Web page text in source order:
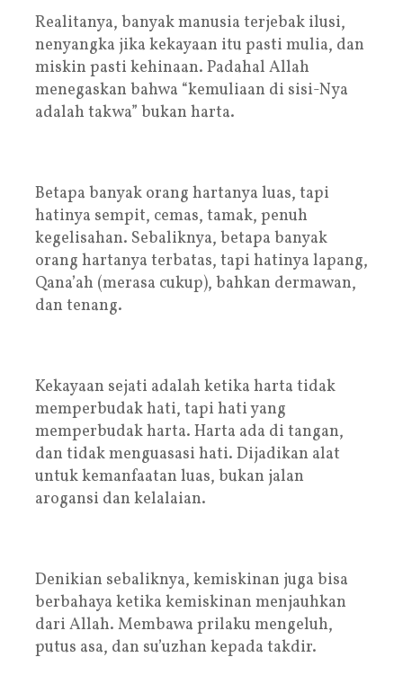
Realitanya, banyak manusia terjebak ilusi,
nenyangka jika kekayaan itu pasti mulia, dan
miskin pasti kehinaan. Padahal Allah
menegaskan bahwa “kemuliaan di sisi-Nya
adalah takwa” bukan harta.
Betapa banyak orang hartanya luas, tapi
hatinya sempit, cemas, tamak, penuh
kegelisahan. Sebaliknya, betapa banyak
orang hartanya terbatas, tapi hatinya lapang,
Qana’ah (merasa cukup), bahkan dermawan,
dan tenang.
Kekayaan sejati adalah ketika harta tidak
memperbudak hati, tapi hati yang
memperbudak harta. Harta ada di tangan,
dan tidak menguasasi hati. Dijadikan alat
untuk kemanfaatan luas, bukan jalan
arogansi dan kelalaian.
Denikian sebaliknya, kemiskinan juga bisa
berbahaya ketika kemiskinan menjauhkan
dari Allah. Membawa prilaku mengeluh,
putus asa, dan su’uzhan kepada takdir.